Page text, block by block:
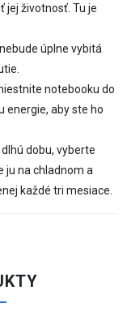
jej životnosť. Tu je
úplne vybitá
notebooku do
energie, aby ste ho
dobu, vyberte
ju na chladnom a
každé tri mesiace.